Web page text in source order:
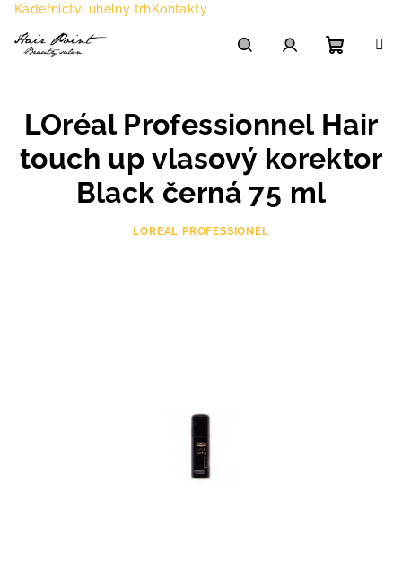
Přejít
obsah
Kadeřnictví uhelný trhKontakty
košík
LOréal Professionnel Hair
touch up vlasový korektor
Black černá 75 ml
LOREAL PROFESSIONEL